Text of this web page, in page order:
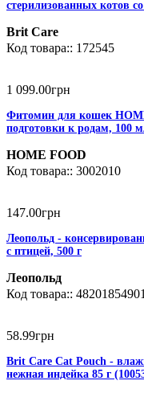
стерилизованных котов
Brit Care
172545
1 099.00грн
Фитомин для кошек
подготовки к родам, 100
HOME FOOD
3002010
147.00грн
Леопольд -
с птицей, 500 г
Леопольд
58.99грн
Brit Care Cat Pouch -
нежная индейка 85 г